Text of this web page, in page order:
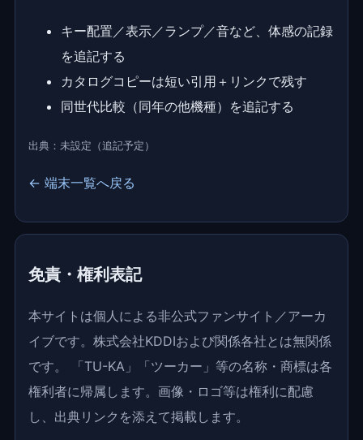
キー配置／表示／ランプ／音など、体感の記録
を追記する
カタログコピーは短い引用＋リンクで残す
同世代比較（同年の他機種）を追記する
出典：未設定（追記予定）
← 端末一覧へ戻る
免責・権利表記
本サイトは個人による非公式ファンサイト／アーカ
イブです。株式会社KDDIおよび関係各社とは無関係
です。 「TU-KA」「ツーカー」等の名称・商標は各
権利者に帰属します。画像・ロゴ等は権利に配慮
し、出典リンクを添えて掲載します。